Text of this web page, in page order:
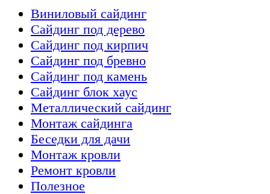
Виниловый сайдинг
Сайдинг под дерево
Сайдинг под кирпич
Сайдинг под бревно
Сайдинг под камень
Cайдинг блок хаус
Металлический сайдинг
Монтаж сайдинга
Беседки для дачи
Монтаж кровли
Ремонт кровли
Полезное